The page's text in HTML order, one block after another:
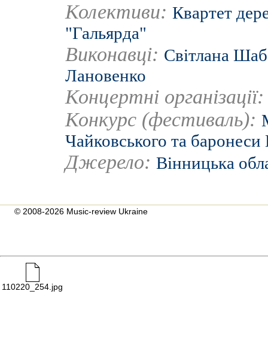
Колективи: Квартет
"Гальярда"
Виконавці: Світлана
Лановенко
Концертні
Конкурс (фестиваль):
Чайковського та
Джерело: Вінницька
© 2008-2026 Music-review Ukraine
110220_254.jpg